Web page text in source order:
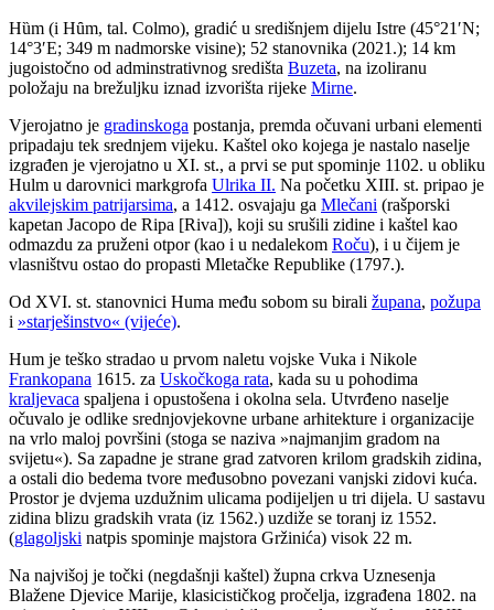
Hȕm (i Hȗm, tal. Colmo), gradić u središnjem dijelu Istre (45°21′N;
14°3′E; 349 m nadmorske visine); 52 stanovnika (2021.); 14 km
jugoistočno od adminstrativnog središta Buzeta, na izoliranu
položaju na brežuljku iznad izvorišta rijeke Mirne.
Vjerojatno je gradinskoga postanja, premda očuvani urbani elementi
pripadaju tek srednjem vijeku. Kaštel oko kojega je nastalo naselje
izgrađen je vjerojatno u XI. st., a prvi se put spominje 1102. u obliku
Hulm u darovnici markgrofa Ulrika II. Na početku XIII. st. pripao je
akvilejskim patrijarsima, a 1412. osvajaju ga Mlečani (rašporski
kapetan Jacopo de Ripa [Riva]), koji su srušili zidine i kaštel kao
odmazdu za pruženi otpor (kao i u nedalekom Roču), i u čijem je
vlasništvu ostao do propasti Mletačke Republike (1797.).
Od XVI. st. stanovnici Huma među sobom su birali župana, požupa
i »starješinstvo« (vijeće).
Hum je teško stradao u prvom naletu vojske Vuka i Nikole
Frankopana 1615. za Uskočkoga rata, kada su u pohodima
kraljevaca spaljena i opustošena i okolna sela. Utvrđeno naselje
očuvalo je odlike srednjovjekovne urbane arhitekture i organizacije
na vrlo maloj površini (stoga se naziva »najmanjim gradom na
svijetu«). Sa zapadne je strane grad zatvoren krilom gradskih zidina,
a ostali dio bedema tvore međusobno povezani vanjski zidovi kuća.
Prostor je dvjema uzdužnim ulicama podijeljen u tri dijela. U sastavu
zidina blizu gradskih vrata (iz 1562.) uzdiže se toranj iz 1552.
(glagoljski natpis spominje majstora Gržinića) visok 22 m.
Na najvišoj je točki (negdašnji kaštel) župna crkva Uznesenja
Blažene Djevice Marije, klasicističkog pročelja, izgrađena 1802. na